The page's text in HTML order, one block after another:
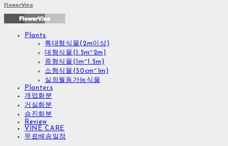
FlowerVine
Plants
특대형식물(2m이상)
대형식물(1.5m~2m)
중형식물(1m~1.5m)
소형식물(50cm~1m)
실외월동가능식물
Planters
개업화분
거실화분
승진화분
Review
VINE CARE
무료배송일정